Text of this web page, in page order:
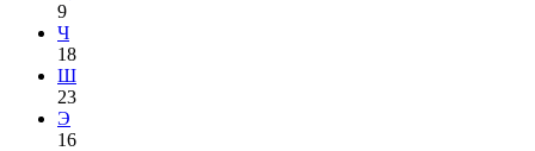
9
Ч
18
Ш
23
Э
16